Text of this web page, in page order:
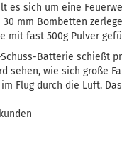
es sich um eine
mm Bombetten
mit fast 500g Pulver
Batterie schießt
sehen, wie sich große
Flug durch die Luft.